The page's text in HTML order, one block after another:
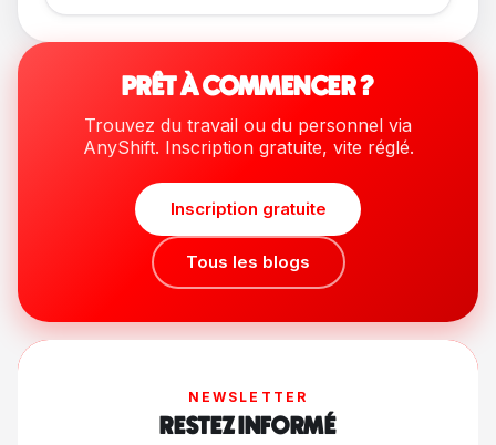
PRÊT À COMMENCER ?
Trouvez du travail ou du personnel via
AnyShift. Inscription gratuite, vite réglé.
Inscription gratuite
Tous les blogs
NEWSLETTER
RESTEZ INFORMÉ